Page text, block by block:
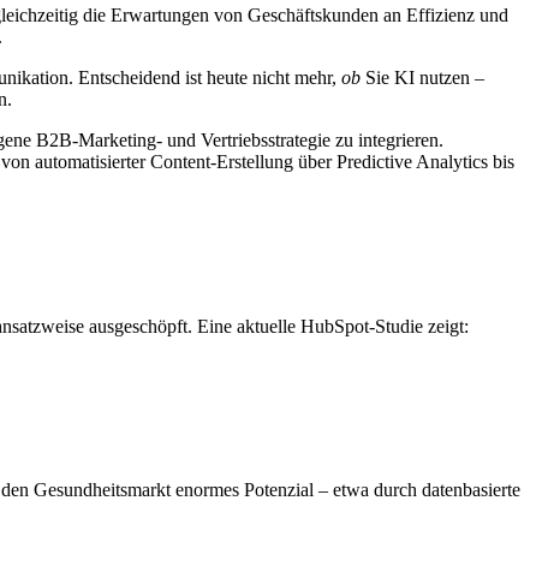
die Erwartungen von Geschäftskunden an Effizienz und
Entscheidend ist heute nicht mehr, ob Sie KI nutzen –
B2B-Marketing- und Vertriebsstrategie zu integrieren.
automatisierter Content-Erstellung über Predictive Analytics bis
ausgeschöpft. Eine aktuelle HubSpot-Studie zeigt:
Gesundheitsmarkt enormes Potenzial – etwa durch datenbasierte